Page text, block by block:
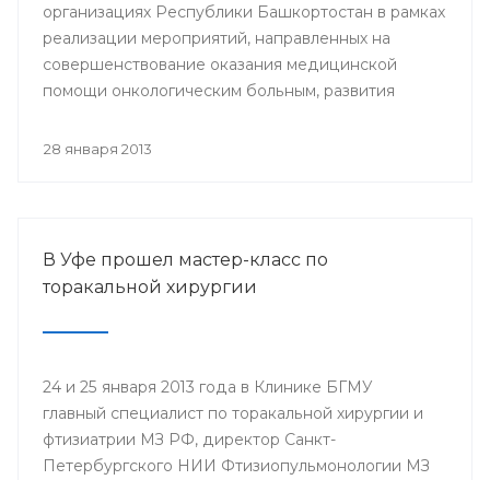
организациях Республики Башкортостан в рамках
реализации мероприятий, направленных на
совершенствование оказания медицинской
помощи онкологическим больным, развития
поддержки инициативы «Международного союза
28 января 2013
В Уфе прошел мастер-класс по
торакальной хирургии
24 и 25 января 2013 года в Клинике БГМУ
главный специалист по торакальной хирургии и
фтизиатрии МЗ РФ, директор Санкт-
Петербургского НИИ Фтизиопульмонологии МЗ